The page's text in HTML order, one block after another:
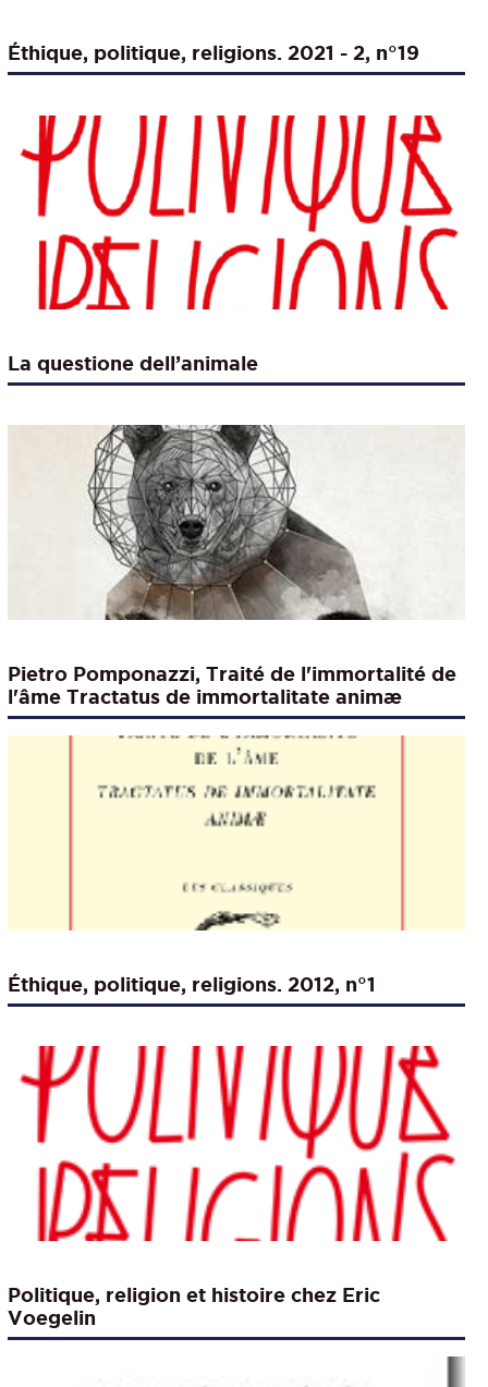
Éthique, politique, religions. 2021 - 2, n°19
La questione dell’animale
Pietro Pomponazzi, Traité de l'immortalité de
l'âme Tractatus de immortalitate animæ
Éthique, politique, religions. 2012, n°1
Politique, religion et histoire chez Eric
Voegelin